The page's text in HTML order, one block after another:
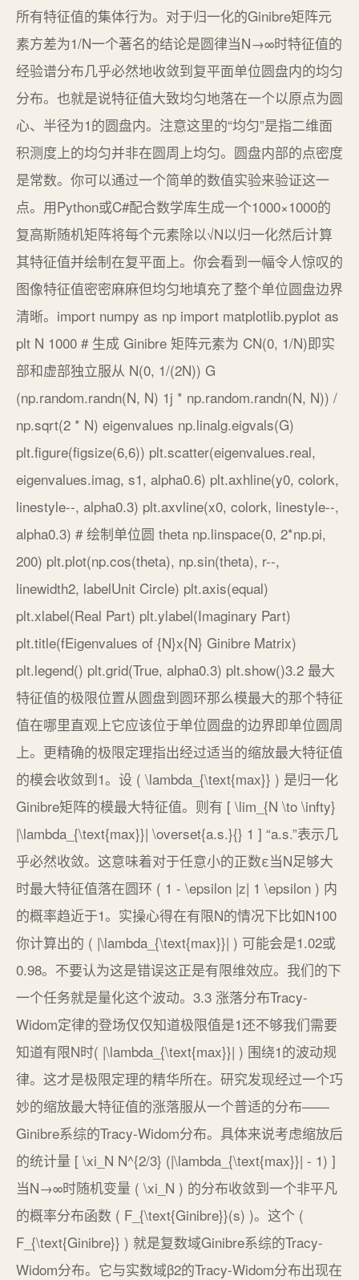
所有特征值的集体行为。对于归一化的Ginibre矩阵元
素方差为1/N一个著名的结论是圆律当N→∞时特征值的
经验谱分布几乎必然地收敛到复平面单位圆盘内的均匀
分布。也就是说特征值大致均匀地落在一个以原点为圆
心、半径为1的圆盘内。注意这里的“均匀”是指二维面
积测度上的均匀并非在圆周上均匀。圆盘内部的点密度
是常数。你可以通过一个简单的数值实验来验证这一
点。用Python或C#配合数学库生成一个1000×1000的
复高斯随机矩阵将每个元素除以√N以归一化然后计算
其特征值并绘制在复平面上。你会看到一幅令人惊叹的
图像特征值密密麻麻但均匀地填充了整个单位圆盘边界
清晰。import numpy as np import matplotlib.pyplot as
plt N 1000 # 生成 Ginibre 矩阵元素为 CN(0, 1/N)即实
部和虚部独立服从 N(0, 1/(2N)) G
(np.random.randn(N, N) 1j * np.random.randn(N, N)) /
np.sqrt(2 * N) eigenvalues np.linalg.eigvals(G)
plt.figure(figsize(6,6)) plt.scatter(eigenvalues.real,
eigenvalues.imag, s1, alpha0.6) plt.axhline(y0, colork,
linestyle--, alpha0.3) plt.axvline(x0, colork, linestyle--,
alpha0.3) # 绘制单位圆 theta np.linspace(0, 2*np.pi,
200) plt.plot(np.cos(theta), np.sin(theta), r--,
linewidth2, labelUnit Circle) plt.axis(equal)
plt.xlabel(Real Part) plt.ylabel(Imaginary Part)
plt.title(fEigenvalues of {N}x{N} Ginibre Matrix)
plt.legend() plt.grid(True, alpha0.3) plt.show()3.2 最大
特征值的极限位置从圆盘到圆环那么模最大的那个特征
值在哪里直观上它应该位于单位圆盘的边界即单位圆周
上。更精确的极限定理指出经过适当的缩放最大特征值
的模会收敛到1。设 ( \lambda_{\text{max}} ) 是归一化
Ginibre矩阵的模最大特征值。则有 [ \lim_{N \to \infty}
|\lambda_{\text{max}}| \overset{a.s.}{} 1 ] “a.s.”表示几
乎必然收敛。这意味着对于任意小的正数ε当N足够大
时最大特征值落在圆环 ( 1 - \epsilon |z| 1 \epsilon ) 内
的概率趋近于1。实操心得在有限N的情况下比如N100
你计算出的 ( |\lambda_{\text{max}}| ) 可能会是1.02或
0.98。不要认为这是错误这正是有限维效应。我们的下
一个任务就是量化这个波动。3.3 涨落分布Tracy-
Widom定律的登场仅仅知道极限值是1还不够我们需要
知道有限N时( |\lambda_{\text{max}}| ) 围绕1的波动规
律。这才是极限定理的精华所在。研究发现经过一个巧
妙的缩放最大特征值的涨落服从一个普适的分布——
Ginibre系综的Tracy-Widom分布。具体来说考虑缩放后
的统计量 [ \xi_N N^{2/3} (|\lambda_{\text{max}}| - 1) ]
当N→∞时随机变量 ( \xi_N ) 的分布收敛到一个非平凡
的概率分布函数 ( F_{\text{Ginibre}}(s) )。这个 (
F_{\text{Ginibre}} ) 就是复数域Ginibre系综的Tracy-
Widom分布。它与实数域β2的Tracy-Widom分布出现在